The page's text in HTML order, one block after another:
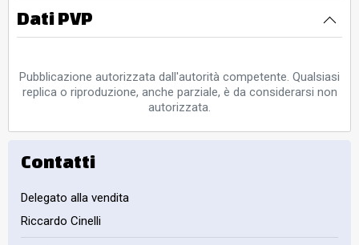
Dati PVP
Pubblicazione autorizzata dall'autorità competente. Qualsiasi
replica o riproduzione, anche parziale, è da considerarsi non
autorizzata.
Contatti
Delegato alla vendita
Riccardo Cinelli